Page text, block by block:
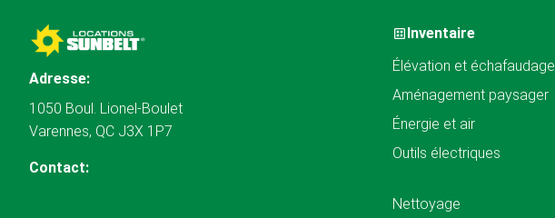
Adresse:
1050 Boul. Lionel-Boulet
Varennes, QC J3X 1P7
Contact:
Inventaire
Élévation et échafaudage
Aménagement paysager
Énergie et air
Outils électriques
Nettoyage